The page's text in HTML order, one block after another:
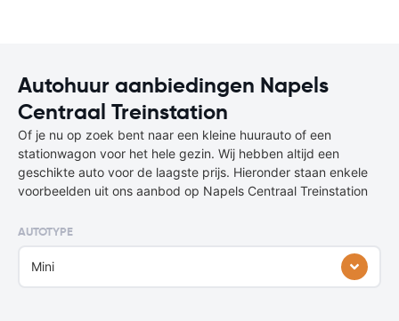
Autohuur aanbiedingen Napels
Centraal Treinstation
Of je nu op zoek bent naar een kleine huurauto of een
stationwagon voor het hele gezin. Wij hebben altijd een
geschikte auto voor de laagste prijs. Hieronder staan enkele
voorbeelden uit ons aanbod op Napels Centraal Treinstation
AUTOTYPE
Mini